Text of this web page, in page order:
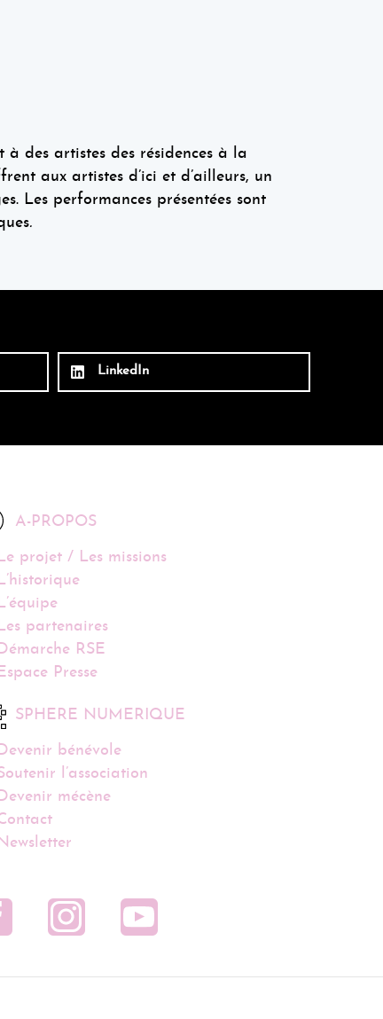
des artistes des résidences à la
aux artistes d’ici et d’ailleurs, un
Les performances présentées sont
.
LinkedIn
A-PROPOS
Le projet / Les missions
L’historique
L’équipe
Les partenaires
Démarche RSE
Espace Presse
SPHERE NUMERIQUE
Devenir bénévole
l’association
Devenir mécène
Newsletter